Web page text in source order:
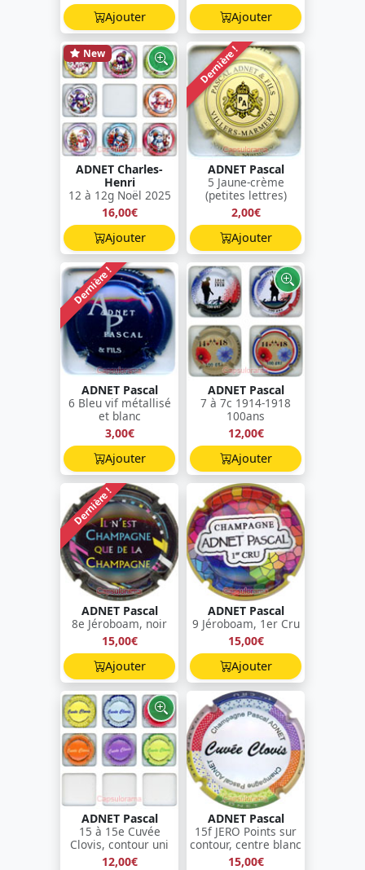
Ajouter
Ajouter
New
ADNET Charles-
Henri
12 à 12g Noël 2025
16,00€
Ajouter
Dernière !
ADNET Pascal
5 Jaune-crème
(petites lettres)
2,00€
Ajouter
Dernière !
ADNET Pascal
6 Bleu vif métallisé
et blanc
3,00€
Ajouter
ADNET Pascal
7 à 7c 1914-1918
100ans
12,00€
Ajouter
Dernière !
ADNET Pascal
8e Jéroboam, noir
15,00€
Ajouter
ADNET Pascal
9 Jéroboam, 1er Cru
15,00€
Ajouter
ADNET Pascal
15 à 15e Cuvée
Clovis, contour uni
12,00€
ADNET Pascal
15f JERO Points sur
contour, centre blanc
15,00€